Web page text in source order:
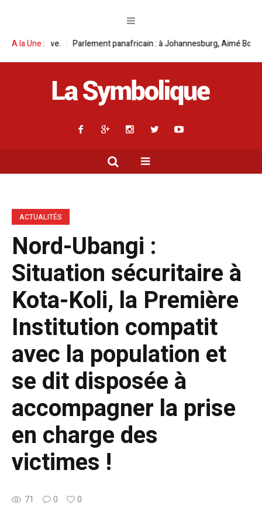
A la Une :panafricain : à Johannesburg, Aimé Boji Sangara multiplie les
ACTUALITÉS
Nord-Ubangi :
Situation sécuritaire à
Kota-Koli, la Première
Institution compatit
avec la population et
se dit disposée à
accompagner la prise
en charge des
victimes !
71 0 0